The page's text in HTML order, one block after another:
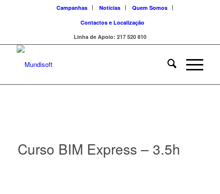
Campanhas Notícias
Quem Somos
Contactos e Localização
Linha de Apoio: 217 520 810
Curso BIM Express – 3.5h